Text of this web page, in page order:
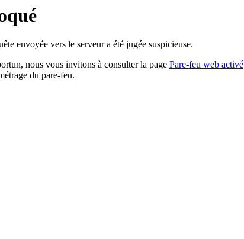
envoyée vers le serveur a été jugée suspicieuse.
nous vous invitons à consulter la page Pare-feu web activé
du pare-feu.